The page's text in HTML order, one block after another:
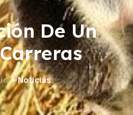
De Un
> Noticias